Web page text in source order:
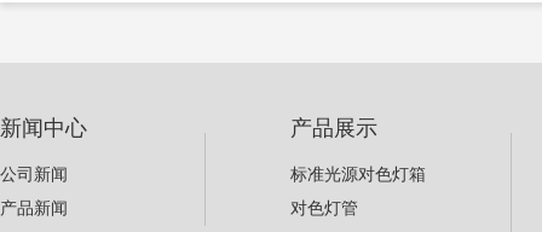
新闻中心
公司新闻
产品新闻
产品展示
标准光源对色灯箱
对色灯管